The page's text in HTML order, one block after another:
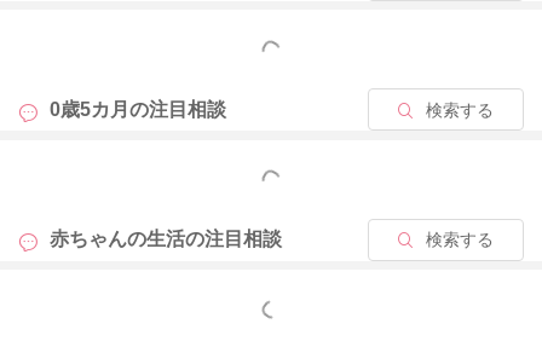
もっと見る
0歳5カ月の注目相談 検索する
もっと見る
赤ちゃんの生活の注目相談 検索する
もっと見る